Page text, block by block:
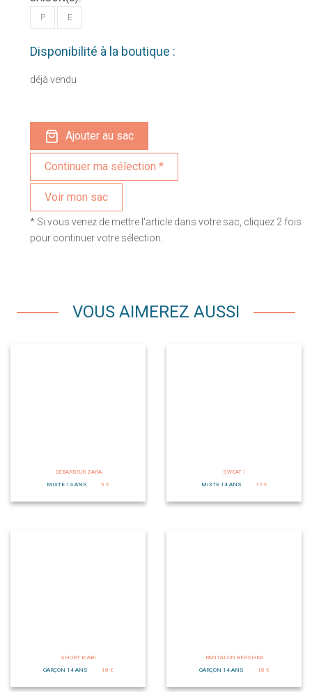
P E
Disponibilité à la boutique :
déjà vendu
Ajouter au sac
Voir mon sac
* Si vous venez de mettre l'article dans votre sac, cliquez 2 fois
pour continuer votre sélection.
VOUS AIMEREZ AUSSI
DÉBARDEUR ZARA
MIXTE 14 ANS
5 €
SWEAT /
MIXTE 14 ANS
12 €
SHORT KIABI
GARÇON 14 ANS
10 €
PANTALON BERSHKA
GARÇON 14 ANS
10 €